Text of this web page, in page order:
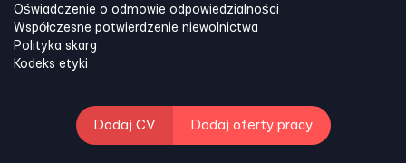
Oświadczenie o odmowie odpowiedzialności
Współczesne potwierdzenie niewolnictwa
Polityka skarg
Kodeks etyki
Dodaj CV Dodaj oferty pracy